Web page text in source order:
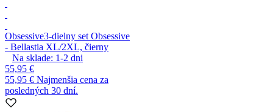
Obsessive3-dielny set Obsessive
- Bellastia XL/2XL, čierny
Na sklade: 1-2 dni
55,95 €
55,95 € Najmenšia cena za
posledných 30 dní.